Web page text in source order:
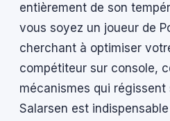
entièrement de son
vous soyez un joueur de
cherchant à optimiser
compétiteur sur console,
mécanismes qui
Salarsen est